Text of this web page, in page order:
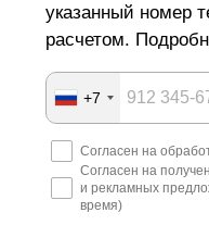
абсолютно любых
домов, веранд,
же широко
заграждения
как высота ламели
любой высоты, как в
В "Оптиме
указанный номер
расчетом.
+7
Согласен на
Согласен на
и рекламных
время)